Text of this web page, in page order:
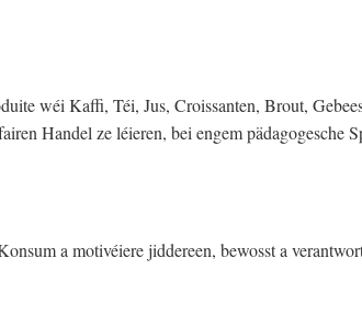
wéi Kaffi, Téi, Jus, Croissanten, Brout,
Handel ze léieren, bei engem pädagogesche
a motivéiere jiddereen, bewosst a